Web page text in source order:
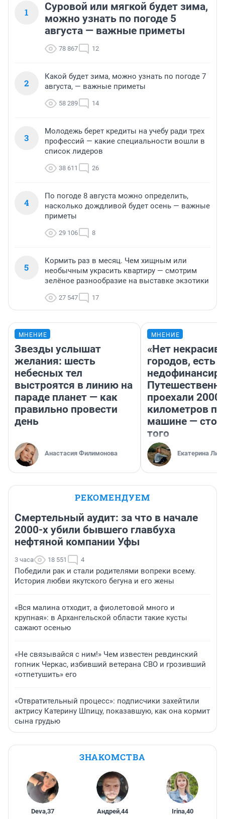
1
Суровой или мягкой будет зима,
можно узнать по погоде 5
августа — важные приметы
78 867 12
2
Какой будет зима, можно узнать по погоде 7
августа, — важные приметы
58 289 14
3
Молодежь берет кредиты на учебу ради трех
профессий — какие специальности вошли в
список лидеров
38 611 26
4
По погоде 8 августа можно определить,
насколько дождливой будет осень — важные
приметы
29 106 8
5
Кормить раз в месяц. Чем хищным или
необычным украсить квартиру — смотрим
зелёное разнообразие на выставке экзотики
27 547 17
МНЕНИЕ
Звезды услышат
желания: шесть
небесных тел
выстроятся в линию на
параде планет — как
правильно провести
день
Анастасия Филимонова
МНЕНИЕ
«Нет
городов, есть
проехали 2000
километров по
машине —
того
Екатерина
РЕКОМЕНДУЕМ
Смертельный аудит: за что в начале
2000-х убили бывшего главбуха
нефтяной компании Уфы
3 часа 18 551 4
Победили рак и стали родителями вопреки всему.
История любви якутского бегуна и его жены
«Вся малина отходит, а фиолетовой много и
крупная»: в Архангельской области такие кусты
сажают осенью
«Не связывайся с ним!» Чем известен ревдинский
гопник Черкас, избивший ветерана СВО и грозивший
«отпетушить» его
«Отвратительный процесс»: подписчики захейтили
актрису Катерину Шпицу, показавшую, как она кормит
сына грудью
ЗНАКОМСТВА
Deva,37 Андрей,44 Irina,40